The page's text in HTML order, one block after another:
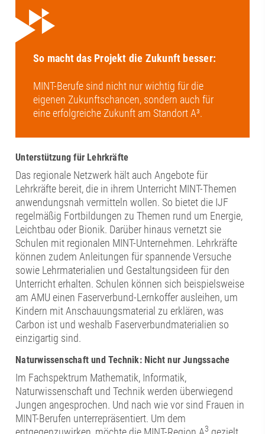
So macht das Projekt die Zukunft besser:
MINT-Berufe sind nicht nur wichtig für die
eigenen Zukunftschancen, sondern auch für
eine erfolgreiche Zukunft am Standort A³.
Unterstützung für Lehrkräfte
Das regionale Netzwerk hält auch Angebote für
Lehrkräfte bereit, die in ihrem Unterricht MINT-Themen
anwendungsnah vermitteln wollen. So bietet die IJF
regelmäßig Fortbildungen zu Themen rund um Energie,
Leichtbau oder Bionik. Darüber hinaus vernetzt sie
Schulen mit regionalen MINT-Unternehmen. Lehrkräfte
können zudem Anleitungen für spannende Versuche
sowie Lehrmaterialien und Gestaltungsideen für den
Unterricht erhalten. Schulen können sich beispielsweise
am AMU einen Faserverbund-Lernkoffer ausleihen, um
Kindern mit Anschauungsmaterial zu erklären, was
Carbon ist und weshalb Faserverbundmaterialien so
einzigartig sind.
Naturwissenschaft und Technik: Nicht nur Jungssache
Im Fachspektrum Mathematik, Informatik,
Naturwissenschaft und Technik werden überwiegend
Jungen angesprochen. Und nach wie vor sind Frauen in
MINT-Berufen unterrepräsentiert. Um dem
3